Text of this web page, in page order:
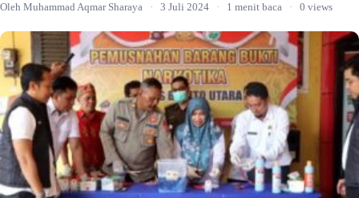
Oleh Muhammad Aqmar Sharaya · 3 Juli 2024 · 1 menit baca · 0 views